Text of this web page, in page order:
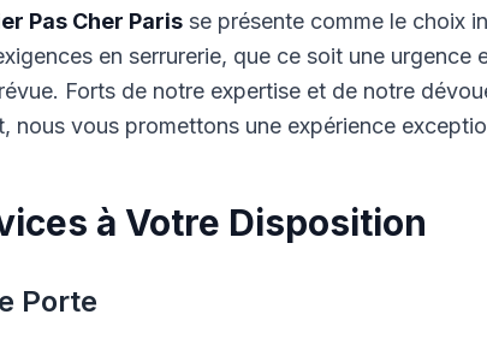
Pas Cher Paris se présente comme le choix
en serrurerie, que ce soit une urgence
Forts de notre expertise et de notre
nous vous promettons une expérience
à Votre Disposition
Porte